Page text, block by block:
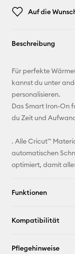
Auf die
Beschreibung
Für perfekte
kannst du unter
personalisieren.
Das Smart Iron-On
du Zeit und
. Alle Cricut™
automatischen
optimiert, damit
Funktionen
Kompatibilität
Pflegehinweise